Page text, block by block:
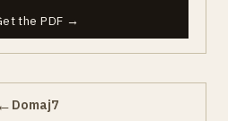
the PDF →
Domaj7